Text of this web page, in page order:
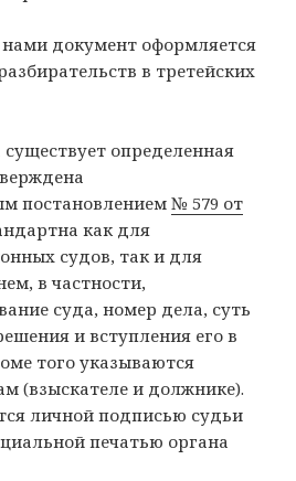
документ оформляется
в третейских
определенная
постановлением№ 579 от
как для
судов, так и для
в частности,
суда, номер дела, суть
и вступления его в
того указываются
(взыскателе и должнике).
личной подписью судьи
печатью органа